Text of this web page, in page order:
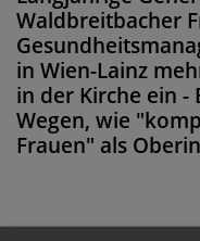
Waldbreitbacher
in Wien-Lainz
in der Kirche ein -
Wegen, wie
Frauen" als